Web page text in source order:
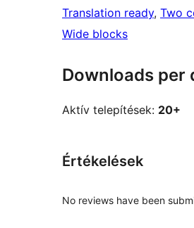
Translation ready, Two
Wide blocks
Downloads per
Aktív telepítések: 20+
Értékelések
No reviews have been